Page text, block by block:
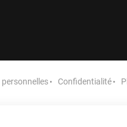
personnelles Confidentialité